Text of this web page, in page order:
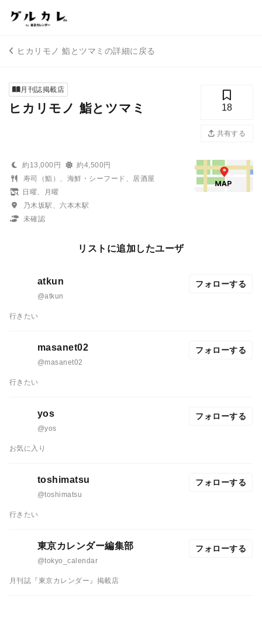
ヒカリモノ 鮨とツマミの詳細に戻る
月刊誌掲載店
ヒカリモノ 鮨とツマミ 18
共有する
約13,000円
約4,500円
寿司（鮨）、海鮮・シーフード、居酒屋
日曜、月曜
乃木坂駅、六本木駅
未確認
リストに追加したユーザ
atkun
@atkun
フォローする
行きたい
masanet02
@masanet02
フォローする
行きたい
yos
@yos
フォローする
お気に入り
toshimatsu
@toshimatsu
フォローする
行きたい
東京カレンダー編集部
@tokyo_calendar
フォローする
月刊誌『東京カレンダー』掲載店